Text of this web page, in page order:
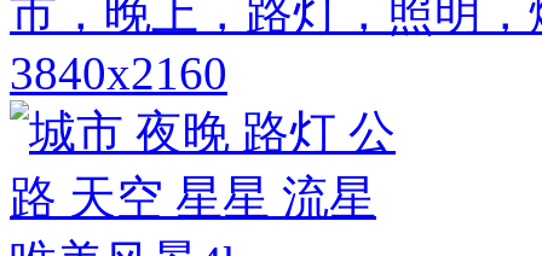
市，晚上，路灯，照明
3840x2160